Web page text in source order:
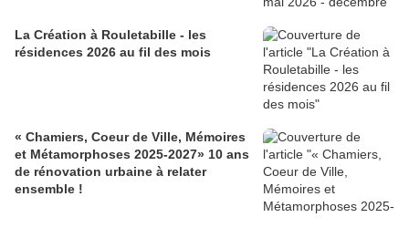
La Création à Rouletabille - les
résidences 2026 au fil des mois
« Chamiers, Coeur de Ville, Mémoires
et Métamorphoses 2025-2027» 10 ans
de rénovation urbaine à relater
ensemble !